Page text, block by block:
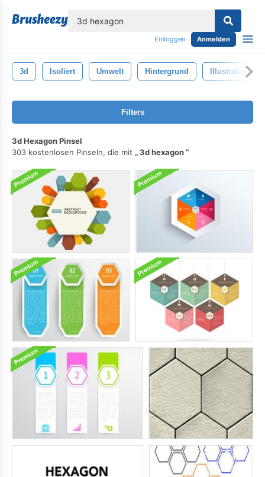
Einloggen Anmelden
3d Isoliert Umwelt Hintergrund Illustration
Filters
3d Hexagon Pinsel
303 kostenlosen Pinseln, die mit
3d hexagon